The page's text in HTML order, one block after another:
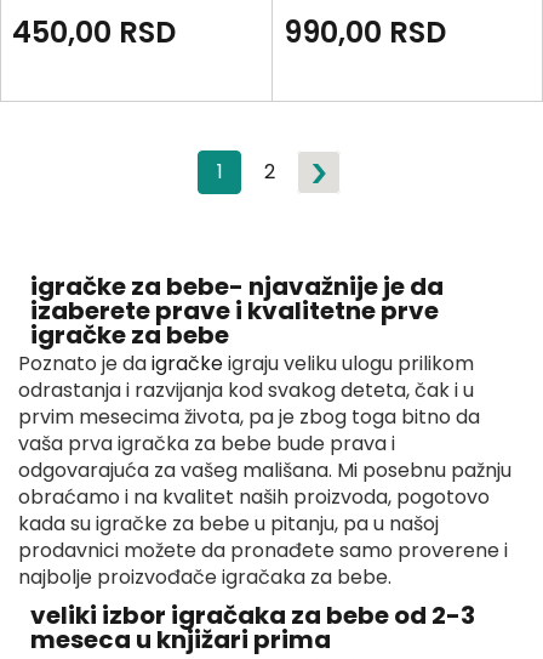
450,00 RSD 990,00 RSD
1 2
igračke za bebe- njavažnije je da
izaberete prave i kvalitetne prve
igračke za bebe
Poznato je daigračkeigraju veliku ulogu prilikom
odrastanja i razvijanja kod svakog deteta, čak i u
prvim mesecima života, pa je zbog toga bitno da
vaša prva igračka za bebe bude prava i
odgovarajuća za vašeg mališana. Mi posebnu pažnju
obraćamo i na kvalitet naših proizvoda, pogotovo
kada su igračke za bebe u pitanju, pa u našoj
prodavnici možete da pronađete samo proverene i
najbolje proizvođače igračaka za bebe.
veliki izbor igračaka za bebe od 2-3
meseca u knjižari prima